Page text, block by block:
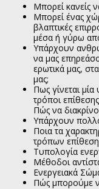
Μπορεί κανείς
Μπορεί ένας
βλαπτικές
μέσα ή γύρω
Υπάρχουν
να μας
ερωτικά μας,
μας;
Πως γίνεται
τρόποι
Πώς να
Υπάρχουν
Ποια τα
τρόπων
Τυπολογία
Μέθοδοι
Ενεργειακά
Πώς μπορούμε